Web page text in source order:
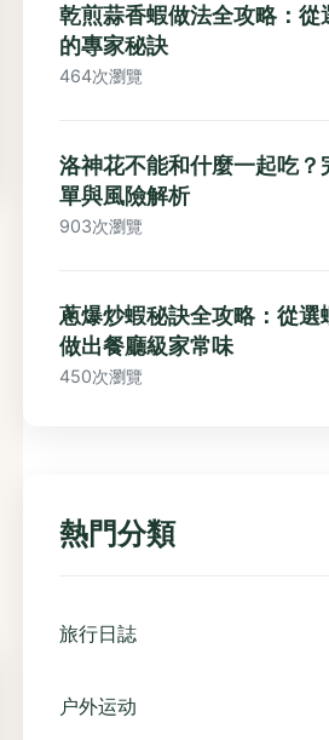
乾煎蒜香蝦做法全攻略：從
的專家秘訣
464次瀏覽
洛神花不能和什麼一起吃？
單與風險解析
903次瀏覽
蔥爆炒蝦秘訣全攻略：從選
做出餐廳級家常味
450次瀏覽
熱門分類
旅行日誌
户外运动